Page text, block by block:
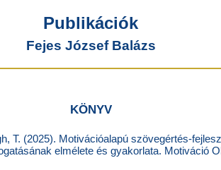
Publikációk
Fejes József Balázs
KÖNYV
T. (2025). Motivációalapú szövegértés-
elmélete és gyakorlata. Motiváció